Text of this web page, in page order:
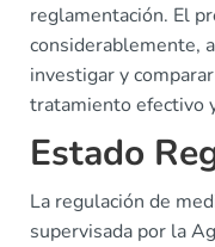
reglamentación. El
considerablemente,
investigar y
tratamiento efectivo
Estado
La regulación de
supervisada por la